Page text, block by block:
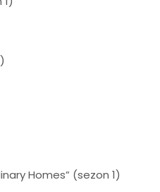
Homes” (sezon 1)